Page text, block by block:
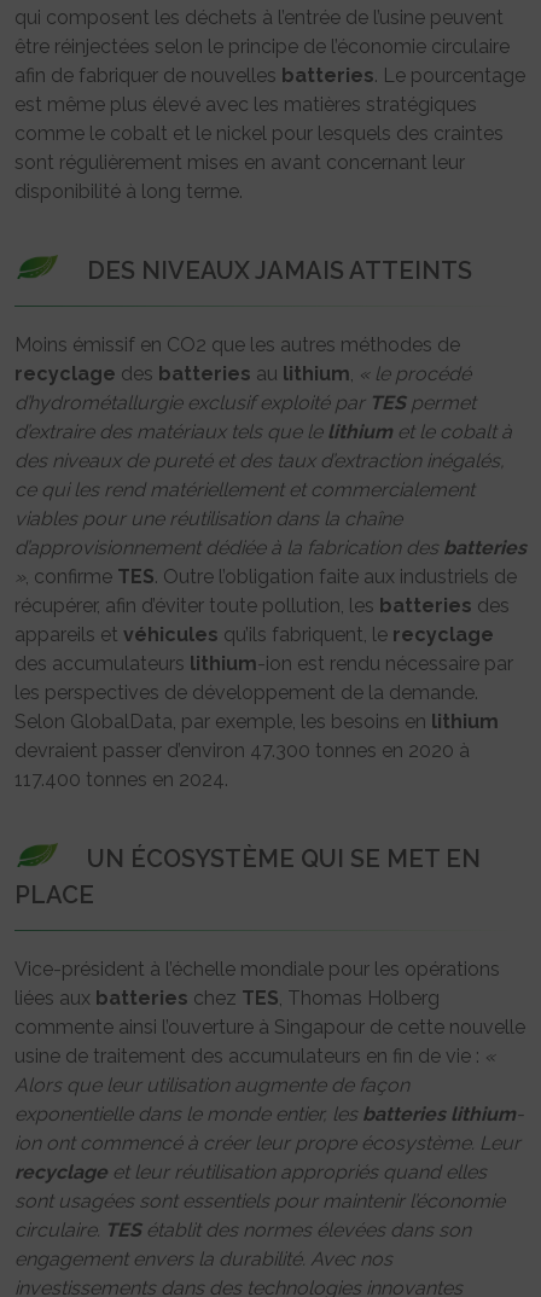
qui composent les déchets à l’entrée de l’usine peuvent
être réinjectées selon le principe de l’économie circulaire
afin de fabriquer de nouvelles batteries. Le pourcentage
est même plus élevé avec les matières stratégiques
comme le cobalt et le nickel pour lesquels des craintes
sont régulièrement mises en avant concernant leur
disponibilité à long terme.
DES NIVEAUX JAMAIS ATTEINTS
Moins émissif en CO2 que les autres méthodes de
recyclage des batteries au lithium, « le procédé
d’hydrométallurgie exclusif exploité par TESpermet
d’extraire des matériaux tels que le lithium et le cobalt à
des niveaux de pureté et des taux d’extraction inégalés,
ce qui les rend matériellement et commercialement
viables pour une réutilisation dans la chaîne
d’approvisionnement dédiée à la fabrication des batteries
», confirme TES. Outre l’obligation faite aux industriels de
récupérer, afin d’éviter toute pollution, les batteries des
appareils et véhicules qu’ils fabriquent, le recyclage
des accumulateurs lithium-ion est rendu nécessaire par
les perspectives de développement de la demande.
Selon GlobalData, par exemple, les besoins en lithium
devraient passer d’environ 47.300 tonnes en 2020 à
117.400 tonnes en 2024.
UN ÉCOSYSTÈME QUI SE MET EN
PLACE
Vice-président à l’échelle mondiale pour les opérations
liées aux batteries chez TES, Thomas Holberg
commente ainsi l’ouverture à Singapour de cette nouvelle
usine de traitement des accumulateurs en fin de vie : «
Alors que leur utilisation augmente de façon
exponentielle dans le monde entier, les batteries lithium-
ion ont commencé à créer leur propre écosystème. Leur
recyclage et leur réutilisation appropriés quand elles
sont usagées sont essentiels pour maintenir l’économie
circulaire. TESétablit des normes élevées dans son
engagement envers la durabilité. Avec nos
investissements dans des technologies innovantes